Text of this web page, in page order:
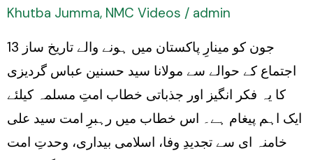
Khutba Jumma, NMC Videos / admin
13 جون کو مینارِ پاکستان میں ہونے والے تاریخ ساز
اجتماع کے حوالے سے مولانا سید حسنین عباس گردیزی
کا یہ فکر انگیز اور جذباتی خطاب امتِ مسلمہ کیلئے
ایک اہم پیغام ہے۔ اس خطاب میں رہبرِ امت سید علی
خامنہ ای سے تجدیدِ وفا، اسلامی بیداری، وحدتِ امت
|
Molana
Syed
Hasnain
Abbas
Gardazi